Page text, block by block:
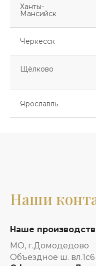
Ханты-
Мансийск
Черкесск
Щёлково
Ярославль
Наши
Наше
МО, г.Домодедово
Объездное ш. вл.1с6